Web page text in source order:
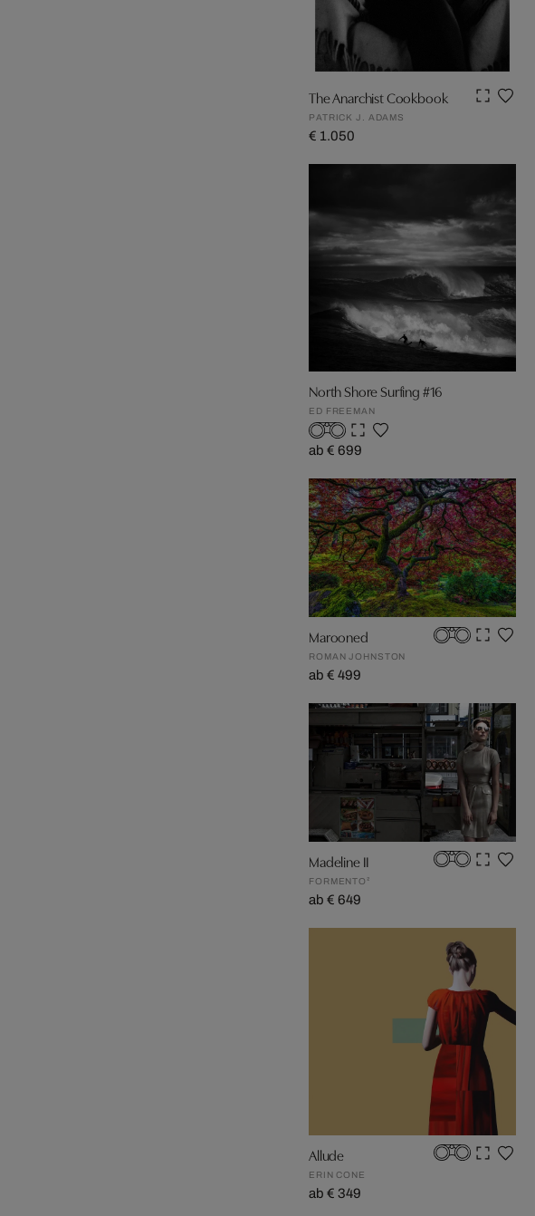
The Anarchist Cookbook
PATRICK J. ADAMS
€ 1.050
North Shore Surfing #16
ED FREEMAN
ab € 699
Marooned
ROMAN JOHNSTON
ab € 499
Madeline II
FORMENTO²
ab € 649
Allude
ERIN CONE
ab € 349